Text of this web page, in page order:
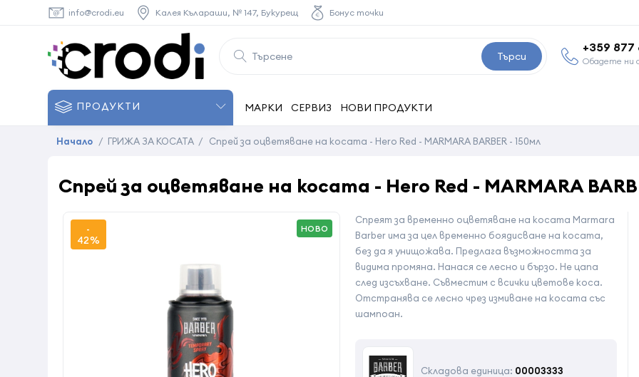
info@crodi.eu Калея Кълараши, № 147, Букурещ Бонус точки
Търси
+359 877
Обадете ни
ПРОДУКТИ МАРКИ СЕРВИЗ НОВИ ПРОДУКТИ
Начало / ГРИЖА ЗА КОСАТА / Спрей за оцветяване на косата - Hero Red - MARMARA BARBER - 150мл
Спрей за оцветяване на косата - Hero Red - MARMARA
-
42%
НОВО
Спреят за временно оцветяване на косата Marmara
Barber има за цел временно боядисване на косата,
без да я унищожава. Предлага възможността за
видима промяна. Нанася се лесно и бързо. Не цапа
след изсъхване. Съвместим с всички цветове коса.
Отстранява се лесно чрез измиване на косата със
шампоан.
Складова единица: 00003333